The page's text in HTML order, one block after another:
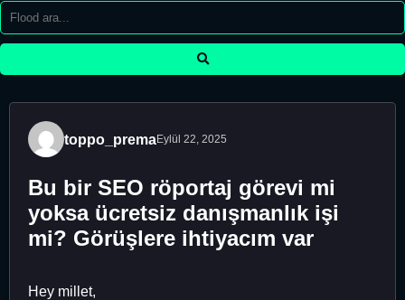
toppo_premaEylül 22, 2025
Bu bir SEO röportaj görevi mi
yoksa ücretsiz danışmanlık işi
mi? Görüşlere ihtiyacım var
Hey millet,